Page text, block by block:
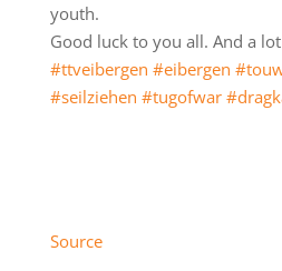
youth.
Good luck to you all. And a
#ttveibergen #eibergen
#seilziehen #tugofwar
Source